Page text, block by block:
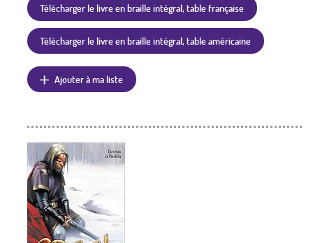
Télécharger le livre en braille intégral, table française
Télécharger le livre en braille intégral, table américaine
Ajouter à ma liste